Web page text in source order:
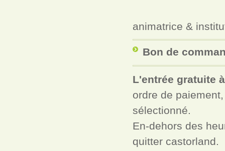
animatrice &
Bon de
L'entrée gratuite
ordre de
sélectionné.
En-dehors des
quitter castorland.